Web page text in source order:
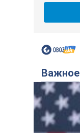
Важное